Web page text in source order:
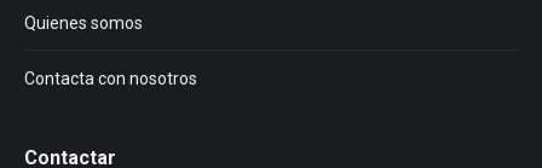
Quienes somos
Contacta con nosotros
Contactar